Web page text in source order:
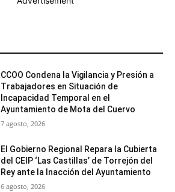
CCOO Condena la Vigilancia y Presión a
Trabajadores en Situación de
Incapacidad Temporal en el
Ayuntamiento de Mota del Cuervo
7 agosto, 2026
El Gobierno Regional Repara la Cubierta
del CEIP ‘Las Castillas’ de Torrejón del
Rey ante la Inacción del Ayuntamiento
6 agosto, 2026